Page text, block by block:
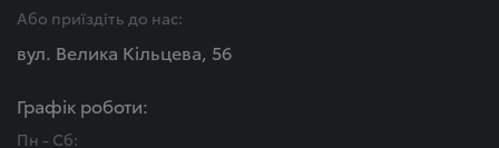
Або приїздіть до нас:
вул. Велика Кільцева, 56
Графік роботи:
Пн - Сб: